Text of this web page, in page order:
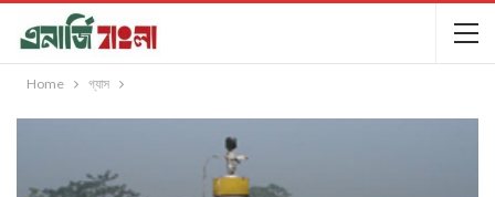
Home গ্যাস